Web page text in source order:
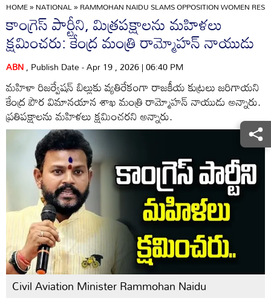
HOME»NATIONAL»RAMMOHAN NAIDU SLAMS OPPOSITION WOMEN
కాంగ్రెస్‌ పార్టీని, మిత్రపక్షాలను మహిళలు
క్షమించరు: కేంద్ర మంత్రి రామ్మోహన్‌ నాయుడు
ABN, Publish Date - Apr 19 , 2026 | 06:40 PM
మహిళా రిజర్వేషన్ బిల్లుకు వ్యతిరేకంగా రాజకీయ కుట్రలు జరిగాయని
కేంద్ర పౌర విమానయాన శాఖ మంత్రి రామ్మోహన్ నాయుడు అన్నారు.
ప్రతిపక్షాలను మహిళలు క్షమించరని అన్నారు.
Civil Aviation Minister Rammohan Naidu